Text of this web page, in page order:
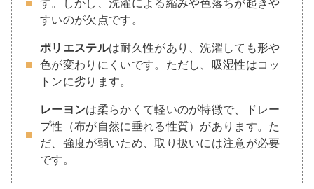
す。しかし、洗濯による縮みや色落ちが起きや
すいのが欠点です。
ポリエステルは耐久性があり、洗濯しても形や
色が変わりにくいです。ただし、吸湿性はコッ
トンに劣ります。
レーヨンは柔らかくて軽いのが特徴で、ドレー
プ性（布が自然に垂れる性質）があります。た
だ、強度が弱いため、取り扱いには注意が必要
です。